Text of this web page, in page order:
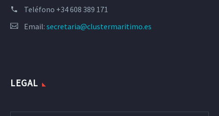
Teléfono +34 608 389 171
Email: secretaria@clustermaritimo.es
LEGAL